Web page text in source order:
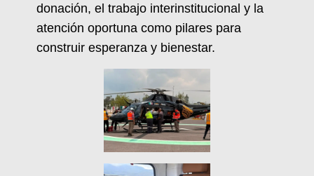
donación, el trabajo interinstitucional y la
atención oportuna como pilares para
construir esperanza y bienestar.